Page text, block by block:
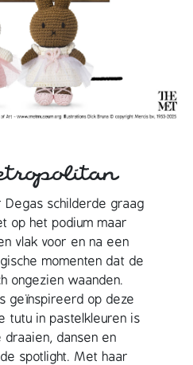
Degas schilderde graag
op het podium maar
vlak voor en na een
momenten dat de
ongezien waanden.
geïnspireerd op deze
tutu in pastelkleuren is
dansen en
spotlight. Met haar